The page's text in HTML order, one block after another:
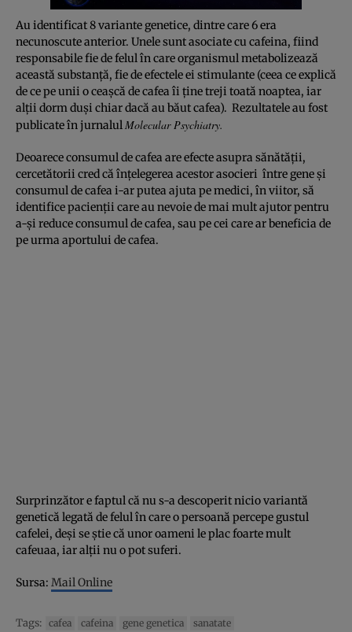
Au identificat 8 variante genetice, dintre care 6 era
necunoscute anterior. Unele sunt asociate cu cafeina, fiind
responsabile fie de felul în care organismul metabolizează
această substanţă, fie de efectele ei stimulante (ceea ce explică
de ce pe unii o ceaşcă de cafea îi ţine treji toată noaptea, iar
alţii dorm duşi chiar dacă au băut cafea). Rezultatele au fost
publicate în jurnalul Molecular Psychiatry.
Deoarece consumul de cafea are efecte asupra sănătăţii,
cercetătorii cred că înţelegerea acestor asocieri între gene şi
consumul de cafea i-ar putea ajuta pe medici, în viitor, să
identifice pacienţii care au nevoie de mai mult ajutor pentru
a-şi reduce consumul de cafea, sau pe cei care ar beneficia de
pe urma aportului de cafea.
Surprinzător e faptul că nu s-a descoperit nicio variantă
genetică legată de felul în care o persoană percepe gustul
cafelei, deşi se ştie că unor oameni le plac foarte mult
cafeuaa, iar alţii nu o pot suferi.
Sursa: Mail Online
Tags: cafea cafeina gene genetica sanatate